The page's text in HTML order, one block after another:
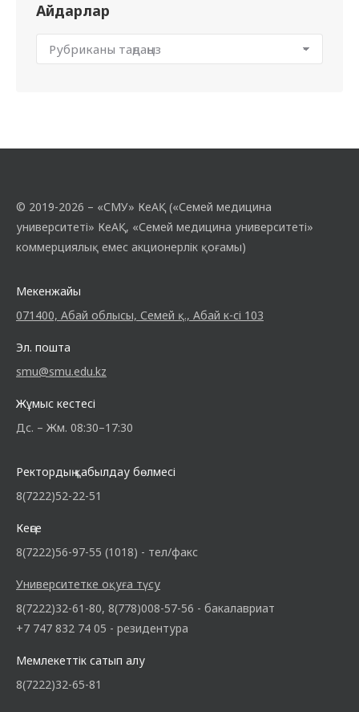
Айдарлар
© 2019-2026 – «СМУ» КеАҚ («Семей медицина
университеті» КеАҚ, «Семей медицина университеті»
коммерциялық емес акционерлік қоғамы)
Мекенжайы
071400, Абай облысы, Семей қ., Абай к-сі 103
Эл. пошта
smu@smu.edu.kz
Жұмыс кестесі
Дс. – Жм. 08:30–17:30
Ректордың қабылдау бөлмесі
8(7222)52-22-51
Кеңсе
8(7222)56-97-55 (1018) - тел/факс
Университетке оқуға түсу
8(7222)32-61-80, 8(778)008-57-56 - бакалавриат
+7 747 832 74 05 - резидентура
Мемлекеттік сатып алу
8(7222)32-65-81